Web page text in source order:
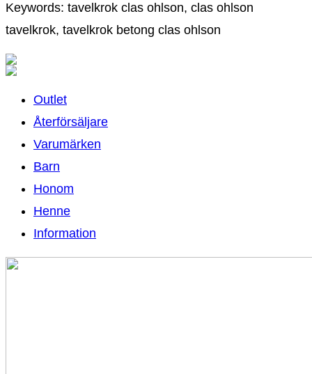
Keywords: tavelkrok clas ohlson, clas ohlson
tavelkrok, tavelkrok betong clas ohlson
Outlet
Återförsäljare
Varumärken
Barn
Honom
Henne
Information